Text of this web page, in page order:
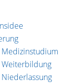
Medizinstudium
Weiterbildung
Niederlassung